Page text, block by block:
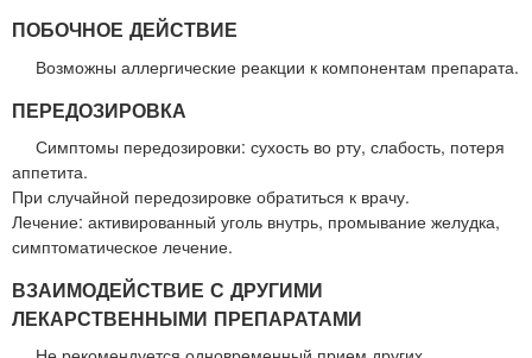
ПОБОЧНОЕ ДЕЙСТВИЕ
Возможны аллергические реакции к компонентам препарата.
ПЕРЕДОЗИРОВКА
Симптомы передозировки: сухость во рту, слабость, потеря
аппетита.
При случайной передозировке обратиться к врачу.
Лечение: активированный уголь внутрь, промывание желудка,
симптоматическое лечение.
ВЗАИМОДЕЙСТВИЕ С ДРУГИМИ
ЛЕКАРСТВЕННЫМИ ПРЕПАРАТАМИ